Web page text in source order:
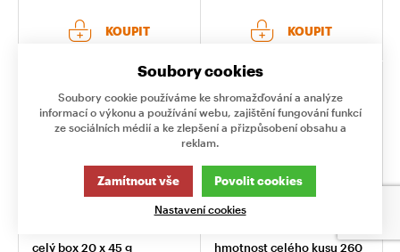
KOUPIT KOUPIT
celý box 20 x 45 g
ČERT A MIKULÁŠ
hmotnost celého kusu 260
Soubory cookies
Soubory cookie používáme ke shromažďování a analýze
informací o výkonu a používání webu, zajištění fungování funkcí
ze sociálních médií a ke zlepšení a přizpůsobení obsahu a
reklam.
Zamítnout vše Povolit cookies
Nastavení cookies